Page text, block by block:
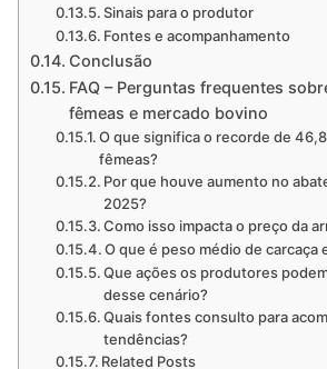
Sinais para o produtor
Fontes e acompanhamento
Conclusão
FAQ – Perguntas frequentes
fêmeas e mercado bovino
O que significa o recorde de
fêmeas?
Por que houve aumento no
2025?
Como isso impacta o preço da
O que é peso médio de carcaça
Que ações os produtores
desse cenário?
Quais fontes consulto para
tendências?
Related Posts